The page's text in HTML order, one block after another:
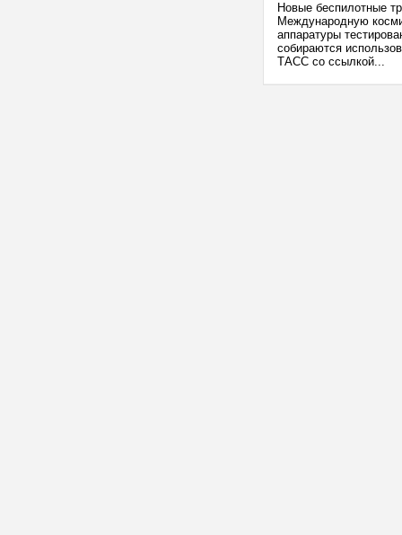
Новые беспилотные
Международную
аппаратуры
собираются
ТАСС со ссылкой...